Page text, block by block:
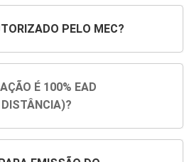
PELO MEC?
É 100% EAD